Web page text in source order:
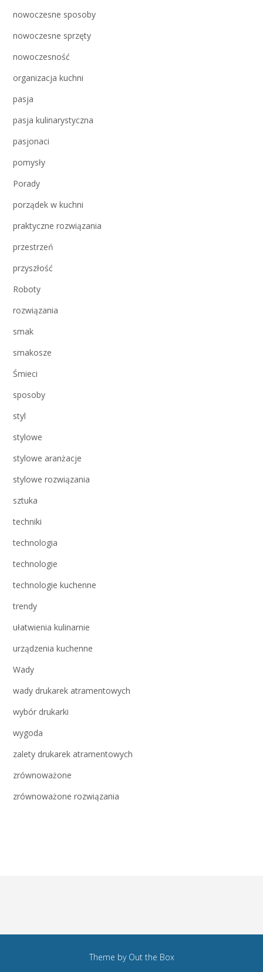
nowoczesne sposoby
nowoczesne sprzęty
nowoczesność
organizacja kuchni
pasja
pasja kulinarystyczna
pasjonaci
pomysły
Porady
porządek w kuchni
praktyczne rozwiązania
przestrzeń
przyszłość
Roboty
rozwiązania
smak
smakosze
Śmieci
sposoby
styl
stylowe
stylowe aranżacje
stylowe rozwiązania
sztuka
techniki
technologia
technologie
technologie kuchenne
trendy
ułatwienia kulinarnie
urządzenia kuchenne
Wady
wady drukarek atramentowych
wybór drukarki
wygoda
zalety drukarek atramentowych
zrównoważone
zrównoważone rozwiązania
Theme by Out the Box